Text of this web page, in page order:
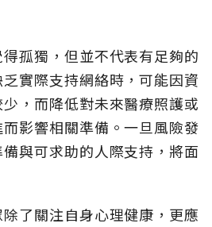
孤獨，但並不代表有足夠的
實際支持網絡時，可能因資
，而降低對未來醫療照護或
影響相關準備。一旦風險發
與可求助的人際支持，將面
了關注自身心理健康，更應